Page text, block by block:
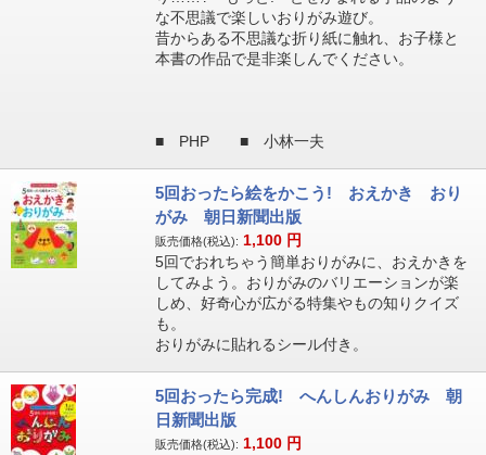
な不思議で楽しいおりがみ遊び。
昔からある不思議な折り紙に触れ、お子様と
本書の作品で是非楽しんでください。
■ PHP ■ 小林一夫
5回おったら絵をかこう! おえかき おり
がみ 朝日新聞出版
販売価格(税込): 1,100 円
5回でおれちゃう簡単おりがみに、おえかきを
してみよう。おりがみのバリエーションが楽
しめ、好奇心が広がる特集やもの知りクイズ
も。
おりがみに貼れるシール付き。
5回おったら完成! へんしんおりがみ 朝
日新聞出版
販売価格(税込): 1,100 円